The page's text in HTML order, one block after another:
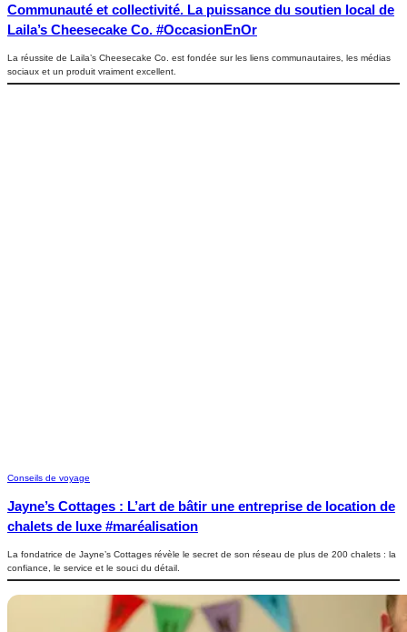
Communauté et collectivité. La puissance du soutien local de
Laila’s Cheesecake Co. #OccasionEnOr
La réussite de Laila’s Cheesecake Co. est fondée sur les liens communautaires, les médias
sociaux et un produit vraiment excellent.
Conseils de voyage
Jayne’s Cottages : L’art de bâtir une entreprise de location de
chalets de luxe #maréalisation
La fondatrice de Jayne’s Cottages révèle le secret de son réseau de plus de 200 chalets : la
confiance, le service et le souci du détail.